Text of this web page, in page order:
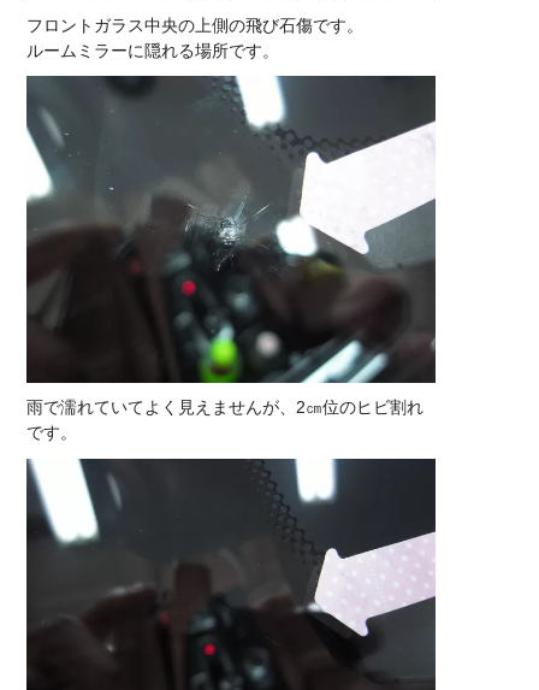
フロントガラス中央の上側の飛び石傷です。
ルームミラーに隠れる場所です。
雨で濡れていてよく見えませんが、2㎝位のヒビ割れ
です。